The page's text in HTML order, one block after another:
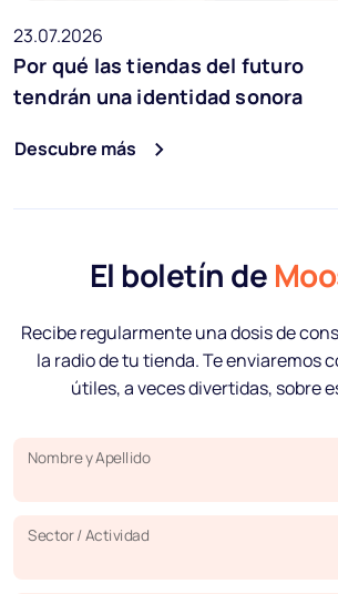
23.07.2026
Por qué las tiendas del futuro
tendrán una identidad sonora
Descubre más
El boletín de
Recibe regularmente una dosis de
la radio de tu tienda. Te enviaremos
útiles, a veces divertidas, sobre
Nombre y Apellido
Sector / Actividad